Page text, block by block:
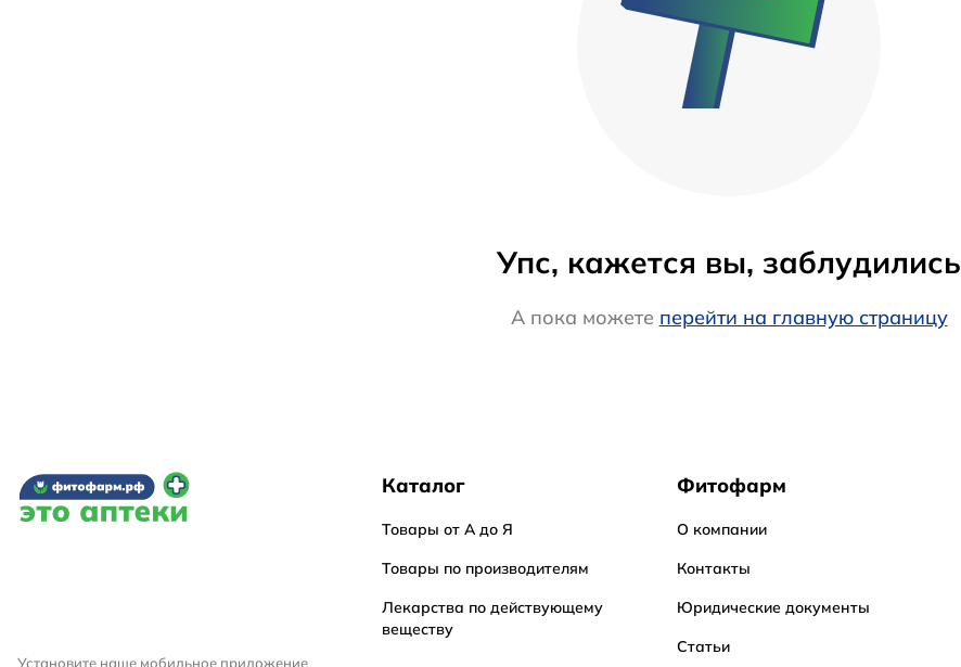
Упс, кажется вы, заблудились
А пока можете перейти на главную страницу
Установите наше мобильное приложение
Каталог
Товары от А до Я
Товары по производителям
Лекарства по действующему
веществу
Фитофарм
О компании
Контакты
Юридические документы
Статьи